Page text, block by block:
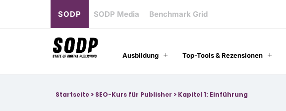
SODP SODP Media Benchmark Grid
Ausbildung Top-Tools & Rezensionen
Startseite > SEO-Kurs für Publisher > Kapitel 1: Einführung